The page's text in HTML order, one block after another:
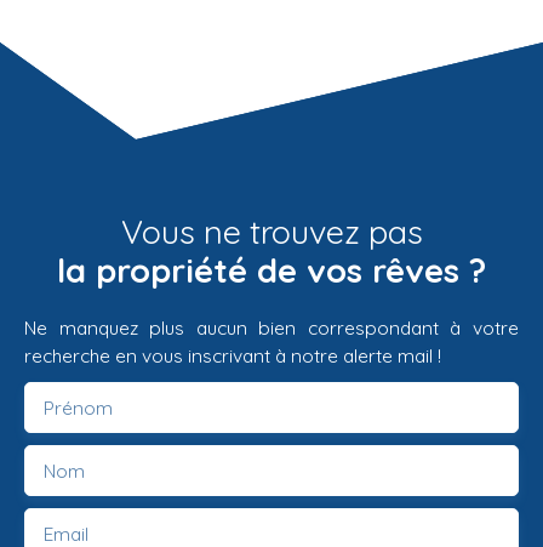
Vous ne trouvez pas
la propriété de vos rêves ?
Ne manquez plus aucun bien correspondant à votre
recherche en vous inscrivant à notre alerte mail !
Prénom
Nom
Email